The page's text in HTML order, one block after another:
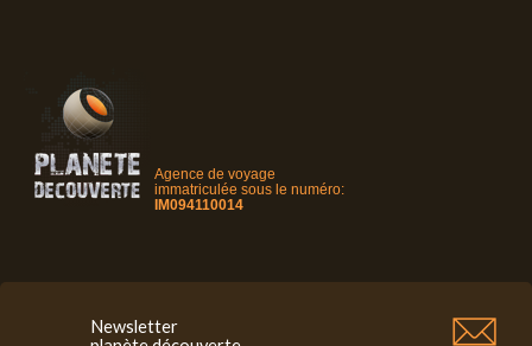
Agence de voyage
immatriculée sous le numéro:
IM094110014
Newsletter